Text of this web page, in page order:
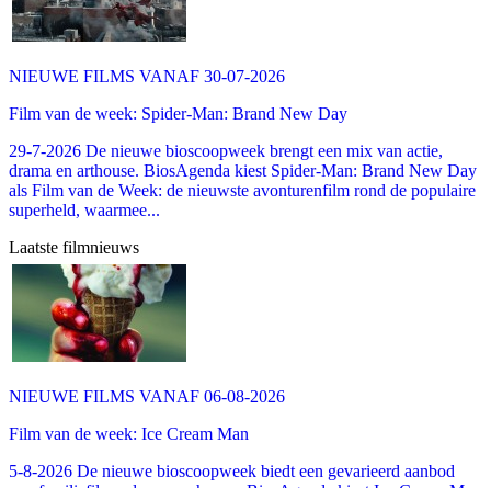
NIEUWE FILMS VANAF 30-07-2026
Film van de week: Spider-Man: Brand New Day
29-7-2026 De nieuwe bioscoopweek brengt een mix van actie,
drama en arthouse. BiosAgenda kiest Spider-Man: Brand New Day
als Film van de Week: de nieuwste avonturenfilm rond de populaire
superheld, waarmee...
Laatste filmnieuws
NIEUWE FILMS VANAF 06-08-2026
Film van de week: Ice Cream Man
5-8-2026 De nieuwe bioscoopweek biedt een gevarieerd aanbod